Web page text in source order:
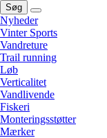
Søg
Nyheder
Vinter Sports
Vandreture
Trail running
Løb
Verticalitet
Vandlivende
Fiskeri
Monteringsstøtter
Mærker